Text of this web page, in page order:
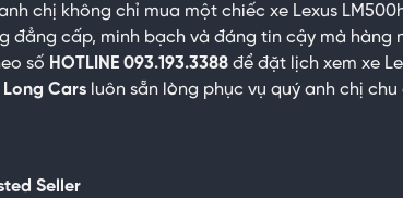
chị không chỉ mua một chiếc xe Lexus
đẳng cấp, minh bạch và đáng tin cậy mà hàng
số HOTLINE 093.193.3388 để đặt lịch xem xe
Cars luôn sẵn lòng phục vụ quý anh chị
Seller